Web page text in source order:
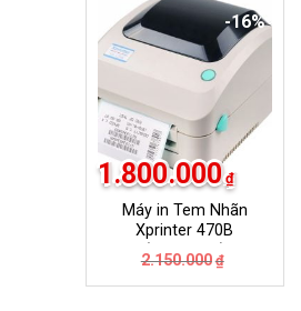
1.850.000₫.
-16%
Máy in Tem Nhãn
Xprinter 470B
(USB+LAN)
2.150.000 ₫
là:
1.800.000 ₫
tại